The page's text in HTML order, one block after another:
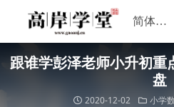
跟谁学彭泽老师小升初重
盘
2020-12-02 小学